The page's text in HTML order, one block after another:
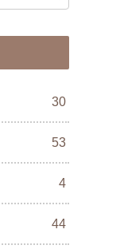
30
53
4
44